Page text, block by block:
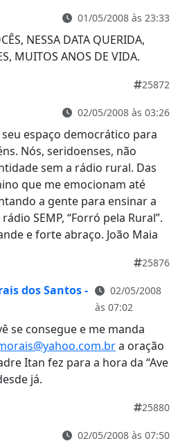
01/05/2008 às 23:33
NESSA DATA QUERIDA,
MUITOS ANOS DE VIDA.
25872
02/05/2008 às 03:26
espaço democrático para
Nós, seridoenses, não
sem a rádio rural. Das
que me emocionam até
a gente para ensinar a
SEMP, “Forró pela Rural”.
e forte abraço. João Maia
25876
dos Santos -
02/05/2008
às 07:02
se consegue e me manda
a oração
Itan fez para a hora da “Ave
já.
25880
02/05/2008 às 07:50